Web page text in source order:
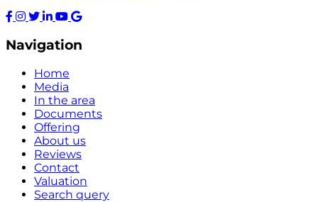
Navigation
Home
Media
In the area
Documents
Offering
About us
Reviews
Contact
Valuation
Search query